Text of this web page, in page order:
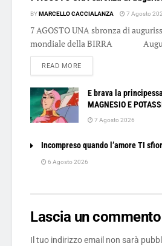
BY MARCELLO CACCIALANZA 7 Agosto
7 AGOSTO UNA sbronza di
mondiale della BIRRA
READ MOREDETAILS
E brava la
MAGNESIO E
7 Agosto 2026
Incompreso quando l’amore TI
6 Agosto 2026
Lascia un commento
Il tuo indirizzo email non sarà